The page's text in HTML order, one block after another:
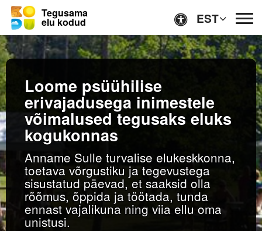
Tegusama
elu kodud EST
Lihtsas keeles
Ligipääsetavus
Avaleht
Kodud
Loome psüühilise
erivajadusega inimestele
võimalused tegusaks eluks
kogukonnas
Anname Sulle turvalise elukeskkonna,
toetava võrgustiku ja tegevustega
sisustatud päevad, et saaksid olla
rõõmus, õppida ja töötada, tunda
ennast vajalikuna ning viia ellu oma
unistusi.